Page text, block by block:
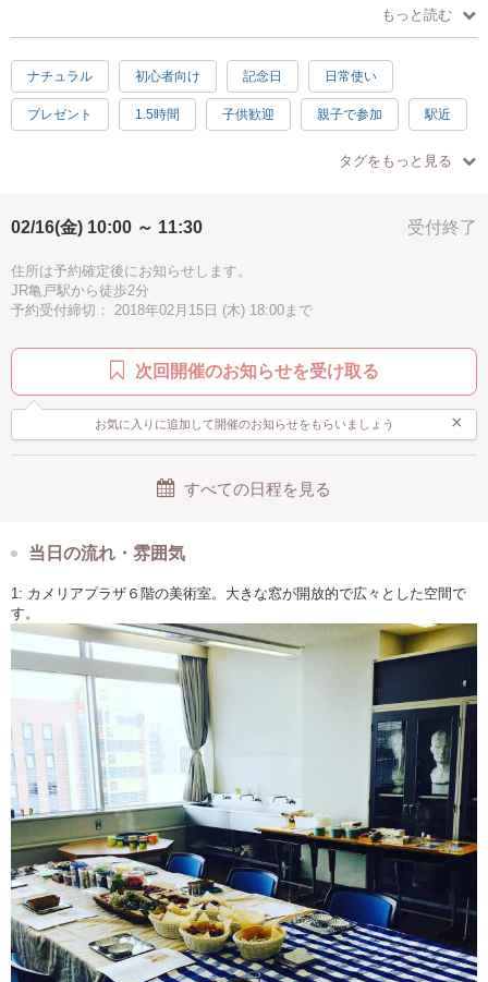
もっと読む
ナチュラル 初心者向け 記念日 日常使い
プレゼント 1.5時間 子供歓迎 親子で参加 駅近
タグをもっと見る
受付終了
02/16(金) 10:00 ～ 11:30
住所は予約確定後にお知らせします。
JR亀戸駅から徒歩2分
予約受付締切： 2018年02月15日 (木) 18:00まで
次回開催のお知らせを受け取る
お気に入りに追加して開催のお知らせをもらいましょう ×
すべての日程を見る
当日の流れ・雰囲気
1: カメリアプラザ６階の美術室。大きな窓が開放的で広々とした空間で
す。